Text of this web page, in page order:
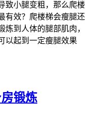
致小腿变粗，那么爬楼
有效？爬楼梯会瘦腿还
到人体的腿部肌肉，
以起到一定瘦腿效果
锻炼